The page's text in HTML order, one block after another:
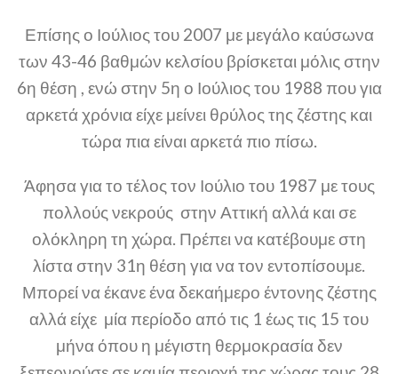
Επίσης ο Ιούλιος του 2007 με μεγάλο καύσωνα
των 43-46 βαθμών κελσίου βρίσκεται μόλις στην
6η θέση , ενώ στην 5η ο Ιούλιος του 1988 που για
αρκετά χρόνια είχε μείνει θρύλος της ζέστης και
τώρα πια είναι αρκετά πιο πίσω.
Άφησα για το τέλος τον Ιούλιο του 1987 με τους
πολλούς νεκρούς στην Αττική αλλά και σε
ολόκληρη τη χώρα. Πρέπει να κατέβουμε στη
λίστα στην 31η θέση για να τον εντοπίσουμε.
Μπορεί να έκανε ένα δεκαήμερο έντονης ζέστης
αλλά είχε μία περίοδο από τις 1 έως τις 15 του
μήνα όπου η μέγιστη θερμοκρασία δεν